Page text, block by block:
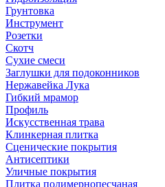
Грунтовка
Инструмент
Розетки
Скотч
Сухие смеси
Заглушки для подоконников
Нержавейка Лука
Гибкий мрамор
Профиль
Искусственная трава
Клинкерная плитка
Сценические покрытия
Антисептики
Уличные покрытия
Плитка полимернопесчаная